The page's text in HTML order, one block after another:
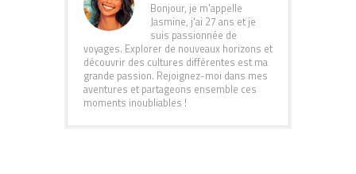
Bonjour, je m'appelle
Jasmine, j'ai 27 ans et je
suis passionnée de
voyages. Explorer de nouveaux horizons et
découvrir des cultures différentes est ma
grande passion. Rejoignez-moi dans mes
aventures et partageons ensemble ces
moments inoubliables !